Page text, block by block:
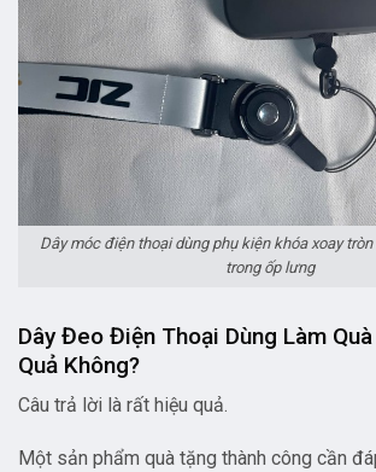
Dây móc điện thoại dùng phụ kiện khóa xoay
trong ốp lưng
Dây Đeo Điện Thoại Dùng Làm
Quả Không?
Câu trả lời là rất hiệu quả.
Một sản phẩm quà tặng thành công cần